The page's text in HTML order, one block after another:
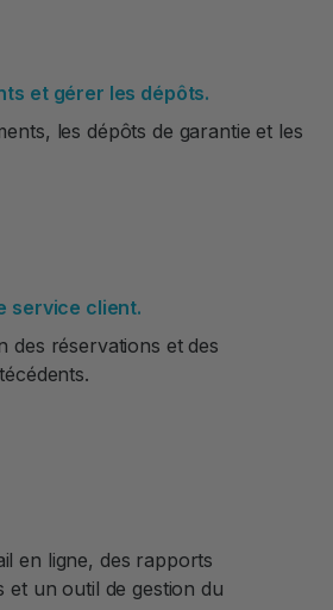
et gérer les dépôts.
les dépôts de garantie et les
service client.
des réservations et des
en ligne, des rapports
et un outil de gestion du